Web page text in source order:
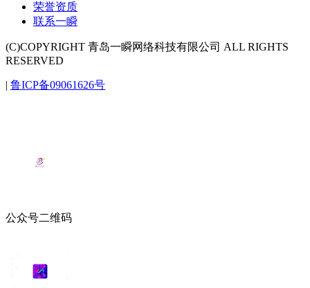
荣誉资质
联系一瞬
(C)COPYRIGHT 青岛一瞬网络科技有限公司 ALL RIGHTS
RESERVED
| 鲁ICP备09061626号
公众号二维码